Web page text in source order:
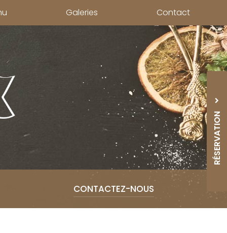
Galeries Contact
CONTACTEZ-NOUS
RÉSERVATION
05